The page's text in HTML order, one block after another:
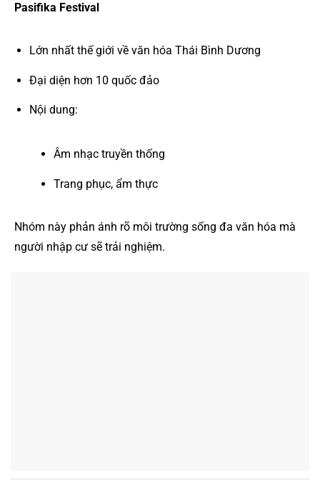
Pasifika Festival
Lớn nhất thế giới về văn hóa Thái Bình Dương
Đại diện hơn 10 quốc đảo
Nội dung:
Âm nhạc truyền thống
Trang phục, ẩm thực
Nhóm này phản ánh rõ môi trường sống đa văn hóa mà
người nhập cư sẽ trải nghiệm.